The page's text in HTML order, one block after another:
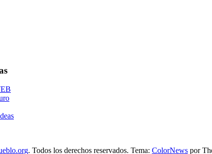
. Todos los derechos reservados. Tema: ColorNews por